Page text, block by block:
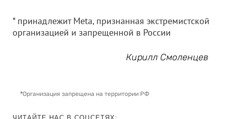
* принадлежит Meta, признанная экстремистской
организацией и запрещенной в России
Кирилл Смоленцев
*Организация запрещена на территории РФ